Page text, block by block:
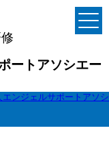
ートアソシエー
ンジェルサポートアソシ